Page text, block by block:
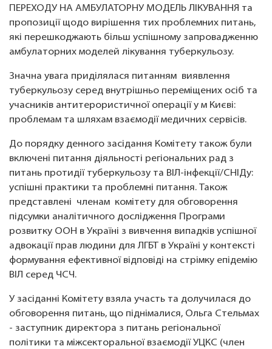
ПЕРЕХОДУ НА АМБУЛАТОРНУ МОДЕЛЬ ЛІКУВАННЯ та
пропозиції щодо вирішення тих проблемних питань,
які перешкоджають більш успішному запровадженню
амбулаторних моделей лікування туберкульозу.
Значна увага приділялася питанням виявлення
туберкульозу серед внутрішньо переміщених осіб та
учасників антитерористичної операції у м Києві:
проблемам та шляхам взаємодії медичних сервісів.
До порядку денного засідання Комітету також були
включені питання діяльності регіональних рад з
питань протидії туберкульозу та ВІЛ-інфекції/СНІДу:
успішні практики та проблемні питання. Також
представлені членам комітету для обговорення
підсумки аналітичного дослідження Програми
розвитку ООН в Україні з вивчення випадків успішної
адвокації прав людини для ЛГБТ в Україні у контексті
формування ефективної відповіді на стрімку епідемію
ВІЛ серед ЧСЧ.
У засіданні Комітету взяла участь та долучилася до
обговорення питань, що піднімалися, Ольга Стельмах
- заступник директора з питань регіональної
політики та міжсекторальної взаємодії УЦКС (член